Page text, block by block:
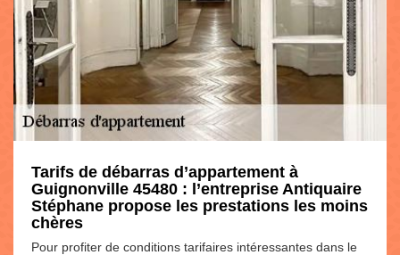
Tarifs de débarras d’appartement à
Guignonville 45480 : l’entreprise Antiquaire
Stéphane propose les prestations les moins
chères
Pour profiter de conditions tarifaires intéressantes dans le